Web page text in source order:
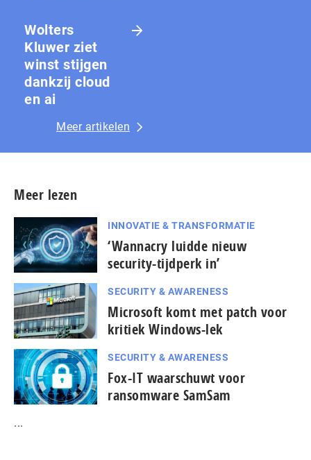
Wolters
Kluwer ziet
winst stijgen
dankzij cloud
en ai
Meer artikelen
Meer lezen
INNOVATIE & TRANSFORMATIE
‘Wannacry luidde nieuw
security-tijdperk in’
SECURITY & AWARENESS
Microsoft komt met patch voor
kritiek Windows-lek
SECURITY & AWARENESS
Fox-IT waarschuwt voor
ransomware SamSam
...